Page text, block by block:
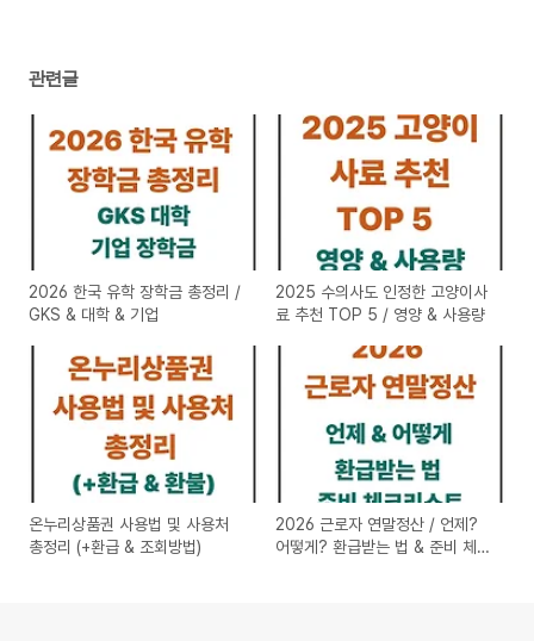
관련글
2026 한국 유학 장학금 총정리 /
GKS & 대학 & 기업
2025 수의사도 인정한 고양이사
료 추천 TOP 5 / 영양 & 사용량
온누리상품권 사용법 및 사용처
총정리 (+환급 & 조회방법)
2026 근로자 연말정산 / 언제?
어떻게? 환급받는 법 & 준비 체크